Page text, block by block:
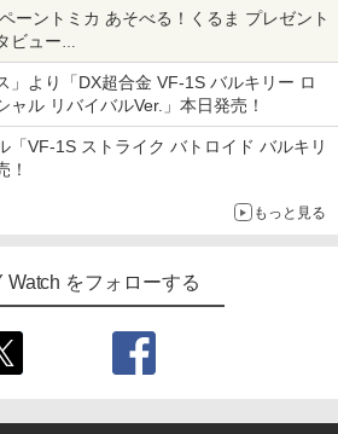
ーントミカ あそべる！くるま プレゼント
ビュー
ぱ寿司ならではの体験とコラボの楽しさを
」より「DX超合金 VF-1S バルキリー ロ
ャル リバイバルVer.」本日発売！
「VF-1S ストライク バトロイド バルキリ
！
もっと見る
Watch をフォローする